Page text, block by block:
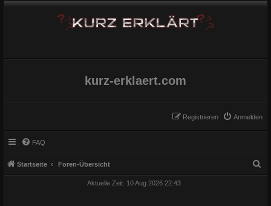
kurz-erklaert.com
Anmelden
Registrieren
FAQ
Startseite Foren-Übersicht
Aktuelle Zeit: 10 Aug 2026 22:43